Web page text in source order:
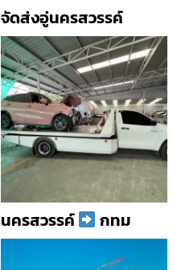
จัดส่งอู่นครสวรรค์
นครสวรรค์ กทม